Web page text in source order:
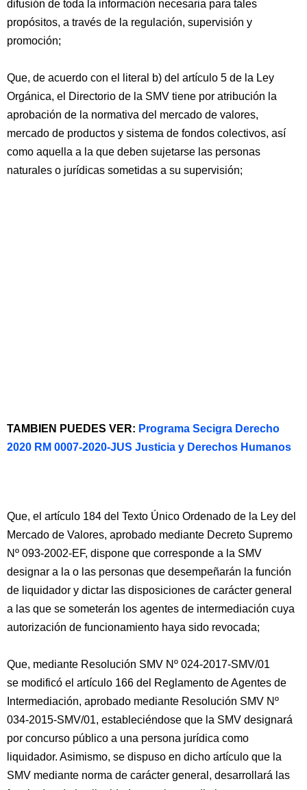
difusión de toda la información necesaria para tales
propósitos, a través de la regulación, supervisión y
promoción;
Que, de acuerdo con el literal b) del artículo 5 de la Ley
Orgánica, el Directorio de la SMV tiene por atribución la
aprobación de la normativa del mercado de valores,
mercado de productos y sistema de fondos colectivos, así
como aquella a la que deben sujetarse las personas
naturales o jurídicas sometidas a su supervisión;
TAMBIEN PUEDES VER: Programa Secigra Derecho
2020 RM 0007-2020-JUS Justicia y Derechos Humanos
Que, el artículo 184 del Texto Único Ordenado de la Ley del
Mercado de Valores, aprobado mediante Decreto Supremo
Nº 093-2002-EF, dispone que corresponde a la SMV
designar a la o las personas que desempeñarán la función
de liquidador y dictar las disposiciones de carácter general
a las que se someterán los agentes de intermediación cuya
autorización de funcionamiento haya sido revocada;
Que, mediante Resolución SMV Nº 024-2017-SMV/01
se modificó el artículo 166 del Reglamento de Agentes de
Intermediación, aprobado mediante Resolución SMV Nº
034-2015-SMV/01, estableciéndose que la SMV designará
por concurso público a una persona jurídica como
liquidador. Asimismo, se dispuso en dicho artículo que la
SMV mediante norma de carácter general, desarrollará las